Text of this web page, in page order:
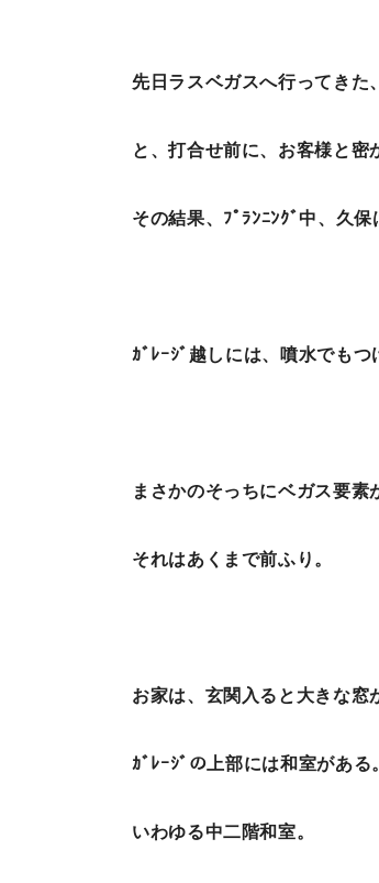
先日ラスベガスへ行ってきた
と、打合せ前に、お客様と密
その結果、ﾌﾟﾗﾝﾆﾝｸﾞ中、久
ｶﾞﾚｰｼﾞ越しには、噴水でも
まさかのそっちにベガス要素
それはあくまで前ふり。
お家は、玄関入ると大きな窓
ｶﾞﾚｰｼﾞの上部には和室がある
いわゆる中二階和室。